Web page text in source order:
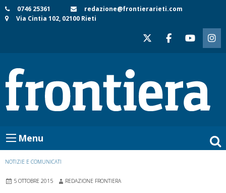
Skip
to
0746 25361
redazione@frontierarieti.com
Via Cintia 102, 02100 Rieti
Menu
NOTIZIE E COMUNICATI
5 OTTOBRE 2015 REDAZIONE FRONTIERA